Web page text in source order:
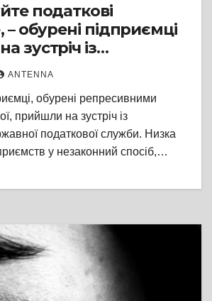
податкові
– обурені підприємці
зустріч із
ANTENNA
обурені репресивними
прийшли на зустріч із
податкової служби. Низка
у незаконний спосіб,…